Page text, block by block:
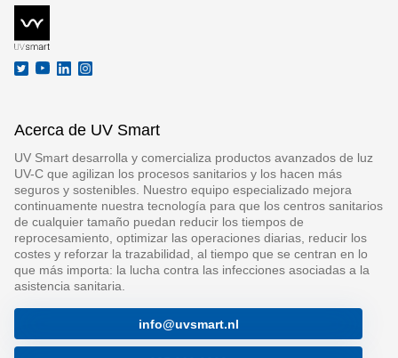
Acerca de UV Smart
UV Smart desarrolla y comercializa productos avanzados de luz
UV-C que agilizan los procesos sanitarios y los hacen más
seguros y sostenibles. Nuestro equipo especializado mejora
continuamente nuestra tecnología para que los centros sanitarios
de cualquier tamaño puedan reducir los tiempos de
reprocesamiento, optimizar las operaciones diarias, reducir los
costes y reforzar la trazabilidad, al tiempo que se centran en lo
que más importa: la lucha contra las infecciones asociadas a la
asistencia sanitaria.
info@uvsmart.nl